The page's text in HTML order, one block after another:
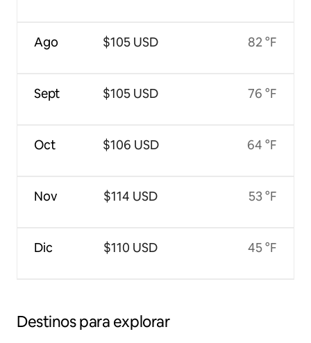
Ago
Sept
Oct
Nov
Dic
$105 USD
$105 USD
$106 USD
$114 USD
$110 USD
82 °F
76 °F
64 °F
53 °F
45 °F
Destinos para explorar